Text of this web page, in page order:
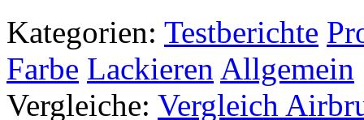
Kategorien: Testberichte
Farbe Lackieren Allgemein
Vergleiche: Vergleich